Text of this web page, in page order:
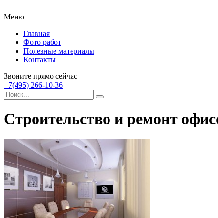
Меню
Главная
Фото работ
Полезные материалы
Контакты
Звоните прямо сейчас
+7(495) 266-10-36
Строительство и ремонт